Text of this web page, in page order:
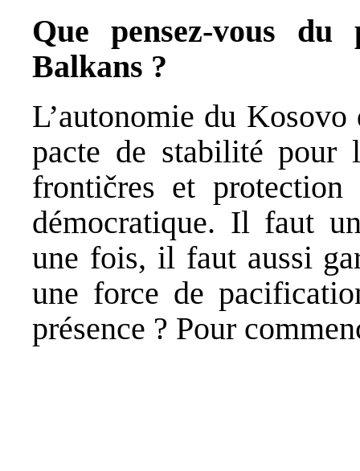
Que pensez-vous
Balkans ?
L’autonomie du
pacte de stabilité pour
frontičres et
démocratique. Il faut
une fois, il faut aussi
une force de
présence ? Pour